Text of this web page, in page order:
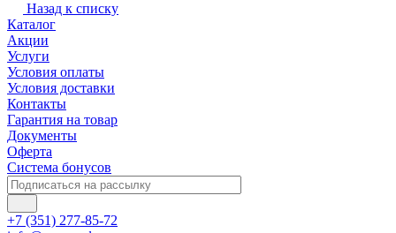
Назад к списку
Каталог
Акции
Услуги
Условия оплаты
Условия доставки
Контакты
Гарантия на товар
Документы
Оферта
Система бонусов
+7 (351) 277-85-72